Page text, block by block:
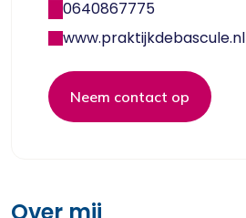
0640867775
www.praktijkdebascule.nl
Neem contact op